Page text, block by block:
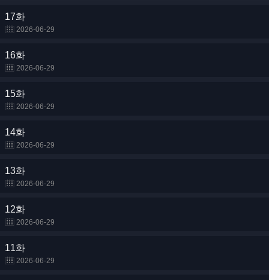
17화
2026-06-29
16화
2026-06-29
15화
2026-06-29
14화
2026-06-29
13화
2026-06-29
12화
2026-06-29
11화
2026-06-29